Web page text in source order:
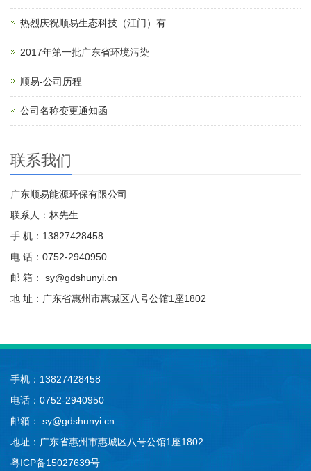
热烈庆祝顺易生态科技（江门）有
2017年第一批广东省环境污染
顺易-公司历程
公司名称变更通知函
联系我们
广东顺易能源环保有限公司
联系人：林先生
手 机：13827428458
电 话：0752-2940950
邮 箱： sy@gdshunyi.cn
地 址：广东省惠州市惠城区八号公馆1座1802
手机：13827428458
电话：0752-2940950
邮箱： sy@gdshunyi.cn
地址：广东省惠州市惠城区八号公馆1座1802
粤ICP备15027639号